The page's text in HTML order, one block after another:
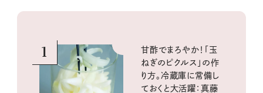
1
甘酢でまろやか！「玉
ねぎのピクルス」の作
り方。冷蔵庫に常備し
ておくと大活躍：真藤